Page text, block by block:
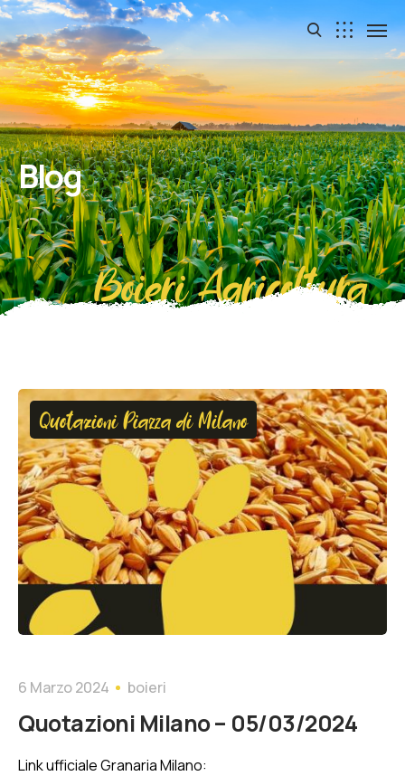
Blog
Boieri Agricoltura
Quotazioni Piazza di Milano
6 Marzo 2024 boieri
Quotazioni Milano – 05/03/2024
Link ufficiale Granaria Milano: